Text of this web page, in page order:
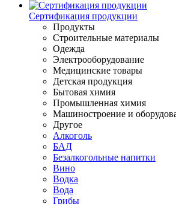
Сертификация продукции
Продукты
Строительные материалы
Одежда
Электрооборудование
Медицинские товары
Детская продукция
Бытовая химия
Промышленная химия
Машиностроение и
Другое
Алкоголь
БАД
Безалкогольные напитки
Вино
Водка
Вода
Грибы